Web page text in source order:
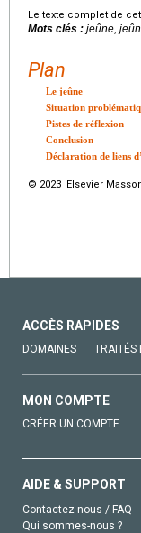
Le texte complet de
Mots clés : jeûne,
Plan
Le jeûne
Situation
Pistes de réflexion
Conclusion
Déclaration de liens
© 2023 Elsevier
ACCÈS RAPIDES
DOMAINES TRAITÉS
MON COMPTE
CRÉER UN COMPTE
AIDE & SUPPORT
Contactez-nous / FAQ
Qui sommes-nous ?